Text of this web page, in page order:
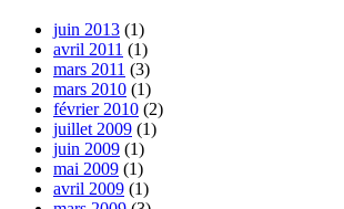
juin 2013 (1)
avril 2011 (1)
mars 2011 (3)
mars 2010 (1)
février 2010 (2)
juillet 2009 (1)
juin 2009 (1)
mai 2009 (1)
avril 2009 (1)